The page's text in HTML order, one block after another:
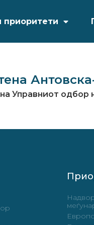
приоритети
Управниот одбор